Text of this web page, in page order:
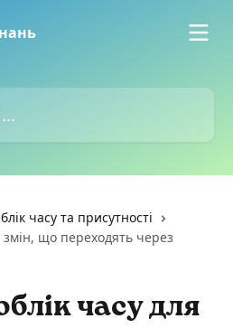
часу та присутності
що переходять через
часу для